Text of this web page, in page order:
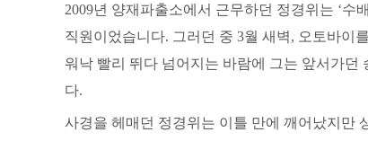
2009년 양재파출소에서 근무하던 정경위는 ‘수
직원이었습니다. 그러던 중 3월 새벽, 오토바이
워낙 빨리 뛰다 넘어지는 바람에 그는 앞서가던
다.
사경을 헤매던 정경위는 이틀 만에 깨어났지만